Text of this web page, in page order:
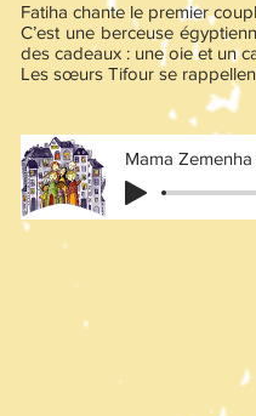
Fatiha chante le premier
C’est une berceuse
des cadeaux : une oie et un
Les sœurs Tifour se
Mama Zemenha